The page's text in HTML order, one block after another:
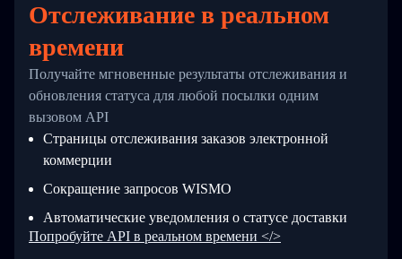
26
27
28
29
30
33
34
            "Date": "2017-03-06 15:28:00",
"StatusDescription": "Shipment
"Details": "BEIJING-
          }
        ]
  }
}
Отслеживание в реальном
времени
Получайте мгновенные результаты отслеживания и
обновления статуса для любой посылки одним
вызовом API
Страницы отслеживания заказов электронной
коммерции
Сокращение запросов WISMO
Автоматические уведомления о статусе доставки
Попробуйте API в реальном времени </>